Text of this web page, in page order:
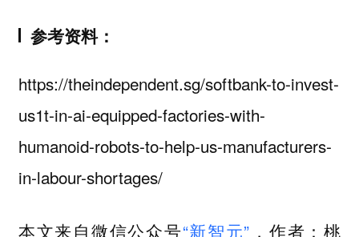
参考资料：
https://theindependent.sg/softbank-to-invest-
us1t-in-ai-equipped-factories-with-
humanoid-robots-to-help-us-manufacturers-
in-labour-shortages/
本文来自微信公众号“新智元” ，作者：桃